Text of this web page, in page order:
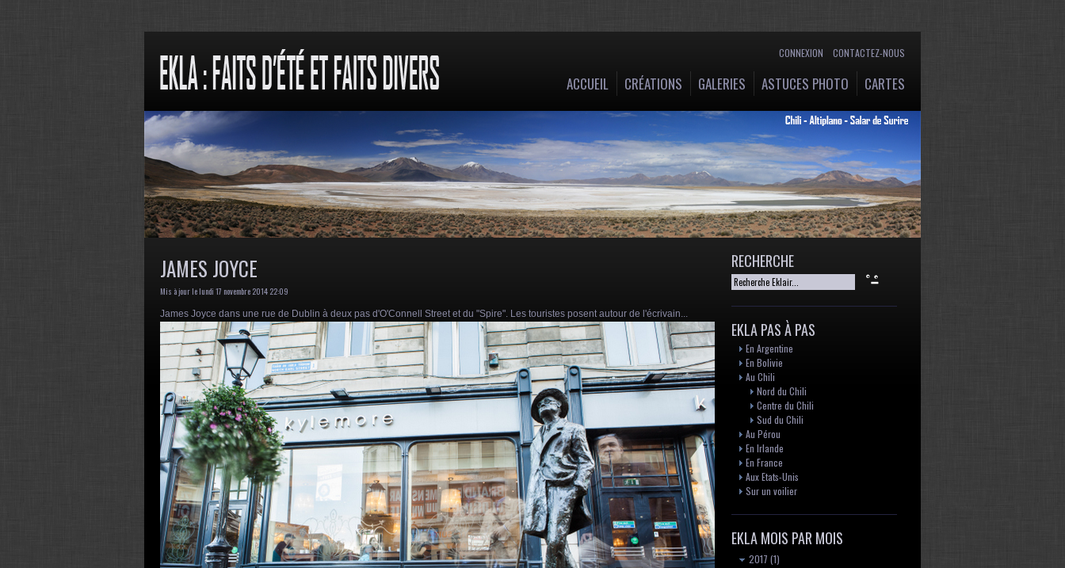
CONNEXION CONTACTEZ-NOUS
ACCUEIL CRÉATIONS GALERIES ASTUCES PHOTO CARTES
JAMES JOYCE
Mis à jour le lundi 17 novembre 2014 22:09
James Joyce dans une rue de Dublin à deux pas d'O'Connell Street et du "Spire". Les touristes posent autour de l'écrivain...
RECHERCHE
EKLA PAS À PAS
En Argentine
En Bolivie
Au Chili
Nord du Chili
Centre du Chili
Sud du Chili
Au Pérou
En Irlande
En France
Aux Etats-Unis
Sur un voilier
EKLA MOIS PAR MOIS
2017 (1)